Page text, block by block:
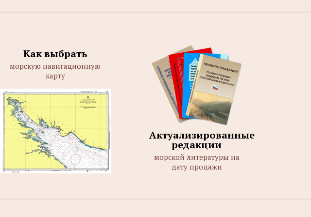
Как выбрать
морскую навигационную
карту
Актуализированные
редакции
морской литературы на
дату продажи